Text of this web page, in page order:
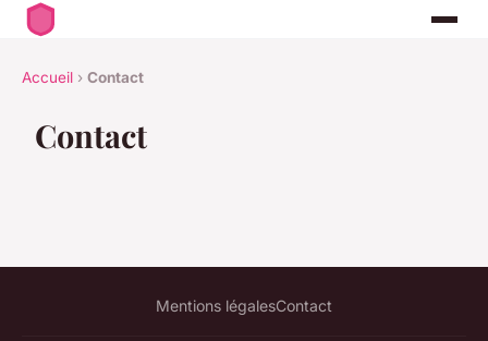
Accueil › Contact
Contact
Mentions légalesContact